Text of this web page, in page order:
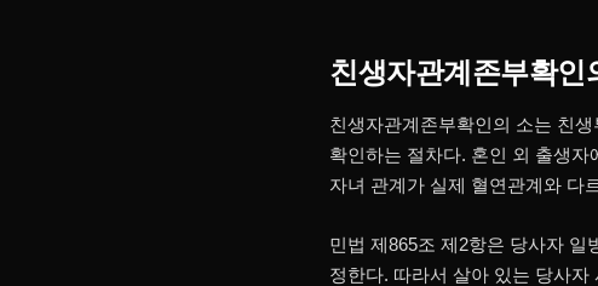
친생자관계존부확인
친생자관계존부확인의 소는 친
확인하는 절차다. 혼인 외 출생
자녀 관계가 실제 혈연관계와 다
민법 제865조 제2항은 당사자 일
정한다. 따라서 살아 있는 당사